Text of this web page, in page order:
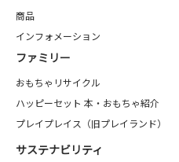
商品
インフォメーション
ファミリー
おもちゃリサイクル
ハッピーセット 本・おもちゃ紹介
プレイプレイス（旧プレイランド）
サステナビリティ